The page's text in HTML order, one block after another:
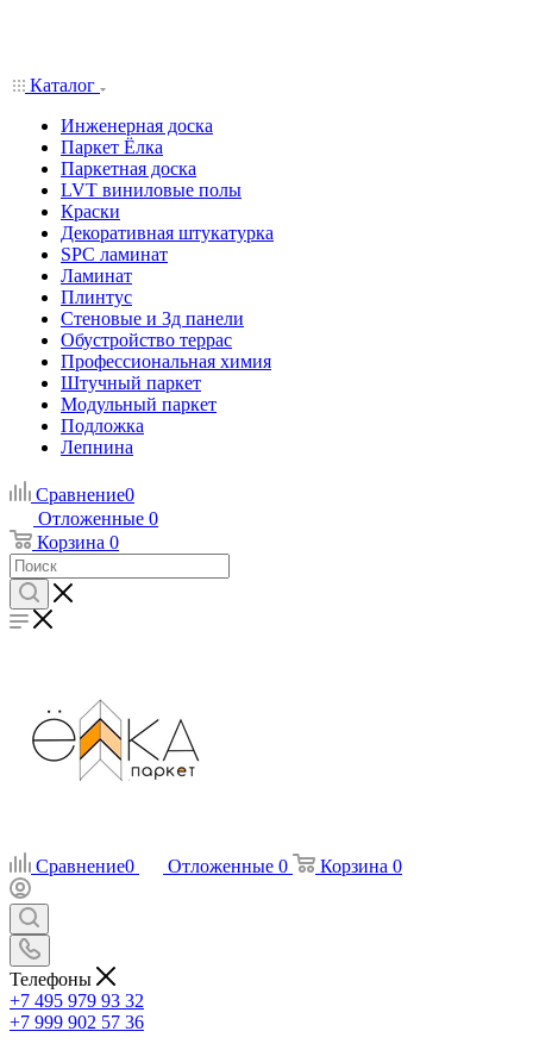
Каталог
Инженерная доска
Паркет Ёлка
Паркетная доска
LVT виниловые полы
Краски
Декоративная штукатурка
SPC ламинат
Ламинат
Плинтус
Стеновые и 3д панели
Обустройство террас
Профессиональная химия
Штучный паркет
Модульный паркет
Подложка
Лепнина
Сравнение0
Отложенные 0
Корзина 0
Сравнение0 Отложенные 0 Корзина 0
Телефоны
+7 495 979 93 32
+7 999 902 57 36